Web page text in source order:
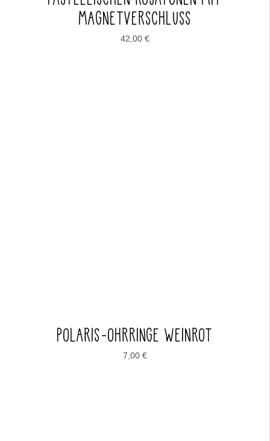
MAGNETVERSCHLUSS
42,00 €
POLARIS-OHRRINGE WEINROT
7,00 €